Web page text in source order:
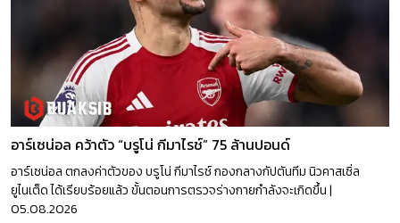
อาร์เซน่อล คว้าตัว “บรูโน่ กีมาไรช์” 75 ล้านปอนด์
อาร์เซน่อล ตกลงค่าตัวของ บรูโน่ กีมาไรช์ กองกลางกัปตันทีม นิวคาสเซิ่ล
ยูไนเต็ด ได้เรียบร้อยแล้ว ขั้นตอนการตรวจร่างกายกำลังจะเกิดขึ้น |
05.08.2026